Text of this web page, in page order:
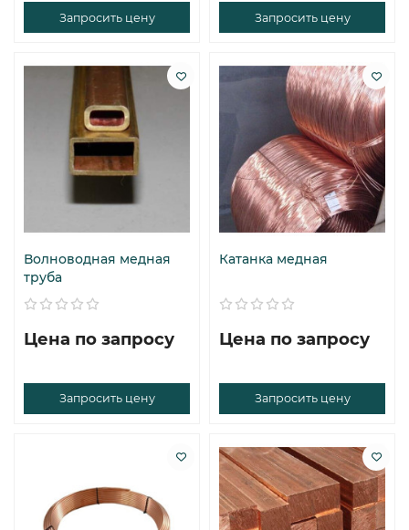
Запросить цену Запросить цену
Волноводная медная
труба
Цена по запросу
Запросить цену
Катанка медная
Цена по запросу
Запросить цену